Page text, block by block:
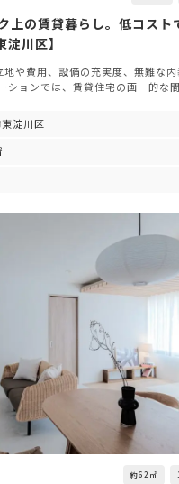
上の賃貸暮らし。低コスト
川区】
や費用、設備の充実度、無難な
ションでは、賃貸住宅の画一的な
淀川区
約62㎡